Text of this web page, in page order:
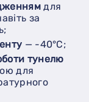
для
за
— -40°C;
тунелю
для